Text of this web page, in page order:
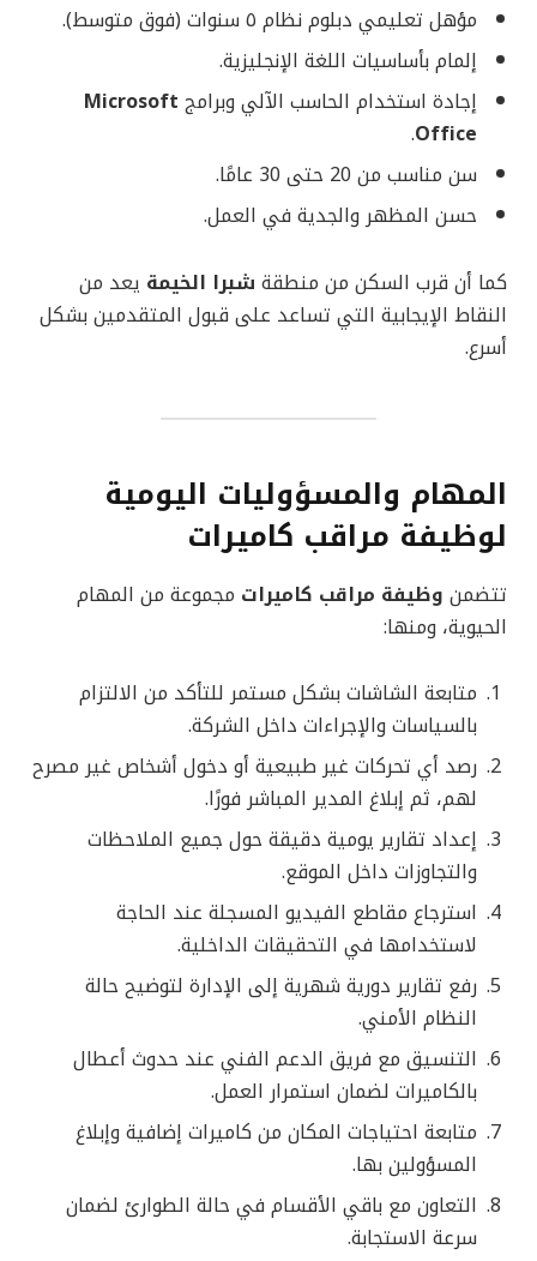
مؤهل تعليمي دبلوم نظام ٥ سنوات (فوق متوسط).
إلمام بأساسيات اللغة الإنجليزية.
إجادة استخدام الحاسب الآلي وبرامج Microsoft
Office
.
سن مناسب من 20 حتى 30 عامًا.
حسن المظهر والجدية في العمل.
كما أن قرب السكن من منطقة شبرا الخيمة يعد من
النقاط الإيجابية التي تساعد على قبول المتقدمين بشكل
أسرع.
المهام والمسؤوليات اليومية
لوظيفة مراقب كاميرات
تتضمن وظيفة مراقب كاميرات مجموعة من المهام
الحيوية، ومنها:
متابعة الشاشات بشكل مستمر للتأكد من الالتزام
بالسياسات والإجراءات داخل الشركة.
رصد أي تحركات غير طبيعية أو دخول أشخاص غير مصرح
لهم، ثم إبلاغ المدير المباشر فورًا.
إعداد تقارير يومية دقيقة حول جميع الملاحظات
والتجاوزات داخل الموقع.
استرجاع مقاطع الفيديو المسجلة عند الحاجة
لاستخدامها في التحقيقات الداخلية.
رفع تقارير دورية شهرية إلى الإدارة لتوضيح حالة
النظام الأمني.
التنسيق مع فريق الدعم الفني عند حدوث أعطال
بالكاميرات لضمان استمرار العمل.
متابعة احتياجات المكان من كاميرات إضافية وإبلاغ
المسؤولين بها.
التعاون مع باقي الأقسام في حالة الطوارئ لضمان
سرعة الاستجابة.